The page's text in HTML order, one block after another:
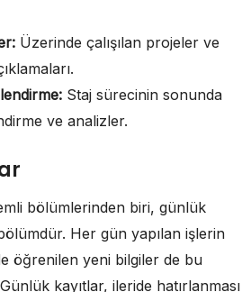
Üzerinde çalışılan projeler ve
Staj sürecinin sonunda
ve analizler.
bölümlerinden biri, günlük
Her gün yapılan işlerin
öğrenilen yeni bilgiler de bu
kayıtlar, ileride hatırlanması